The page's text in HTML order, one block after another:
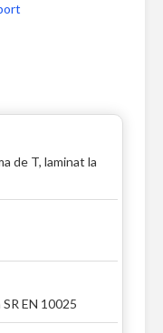
de T, laminat la
EN 10025